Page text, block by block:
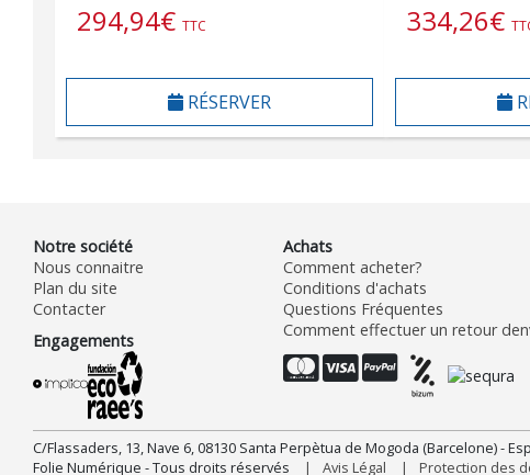
294,94€ TTC
RÉSERVER
334,26€
Notre société
Nous connaitre
Plan du site
Contacter
Engagements
Achats
Comment acheter?
Conditions d'achats
Questions Fréquentes
Comment effectuer un retour
C/Flassaders, 13, Nave 6, 08130 Santa Perpètua de Mogoda (Barcelone) -
Folie Numérique - Tous droits réservés
Avis Légal Protection des